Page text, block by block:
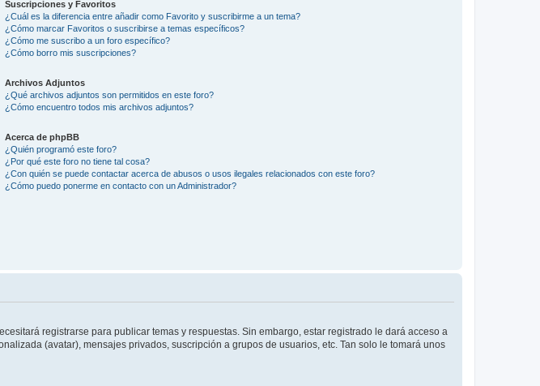
Suscripciones y Favoritos
¿Cuál es la diferencia entre añadir como Favorito y suscribirme a un tema?
¿Cómo marcar Favoritos o suscribirse a temas específicos?
¿Cómo me suscribo a un foro específico?
¿Cómo borro mis suscripciones?
Archivos Adjuntos
¿Qué archivos adjuntos son permitidos en este foro?
¿Cómo encuentro todos mis archivos adjuntos?
Acerca de phpBB
¿Quién programó este foro?
¿Por qué este foro no tiene tal cosa?
¿Con quién se puede contactar acerca de abusos o usos ilegales relacionados con este foro?
¿Cómo puedo ponerme en contacto con un Administrador?
registrarse para publicar temas y respuestas. Sin embargo, estar registrado le dará acceso a
(avatar), mensajes privados, suscripción a grupos de usuarios, etc. Tan solo le tomará unos